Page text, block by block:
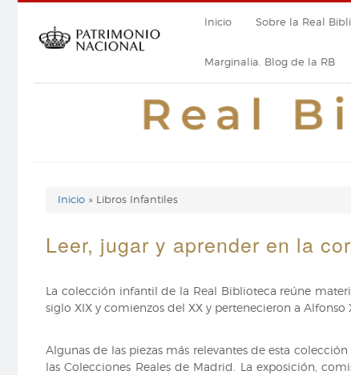
contenido
Navegación
principal
Inicio Sobre la Real
Marginalia. Blog de la RB
Enlaces
de
de
Inicio Libros Infantiles
Leer, jugar y aprender en la
La colección infantil de la Real Biblioteca reúne
siglo XIX y comienzos del XX y pertenecieron a Alfonso
Algunas de las piezas más relevantes de esta
las Colecciones Reales de Madrid. La exposición,